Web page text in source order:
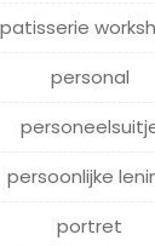
patisserie
personal
persoonlijke
portret